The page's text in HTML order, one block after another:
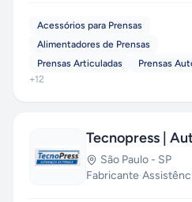
Acessórios para Prensas
Alimentadores de Prensas
Prensas Articuladas
Prensas
+12
Tecnopress |
São Paulo - SP
Fabricante·